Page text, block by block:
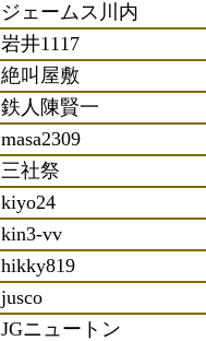
ジェームス川内
岩井1117
絶叫屋敷
鉄人陳賢一
masa2309
三社祭
kiyo24
kin3-vv
hikky819
jusco
JGニュートン